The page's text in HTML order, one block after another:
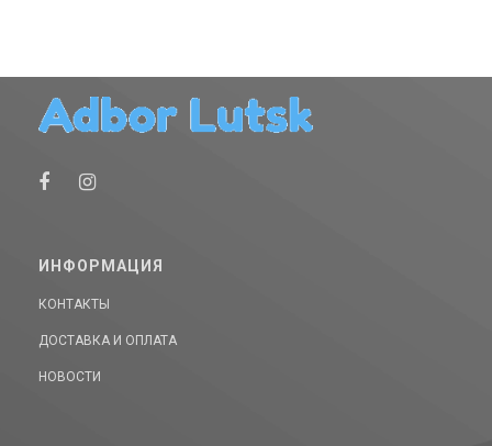
ИНФОРМАЦИЯ
КОНТАКТЫ
ДОСТАВКА И ОПЛАТА
НОВОСТИ